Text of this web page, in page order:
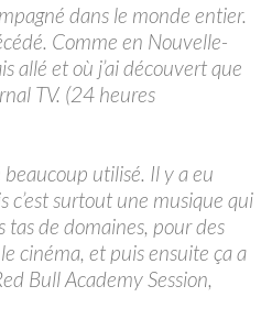
dans le monde entier.
Comme en Nouvelle-
allé et où j’ai découvert que
TV. (24 heures
beaucoup utilisé. Il y a eu
c’est surtout une musique qui
tas de domaines, pour des
cinéma, et puis ensuite ça a
Bull Academy Session,